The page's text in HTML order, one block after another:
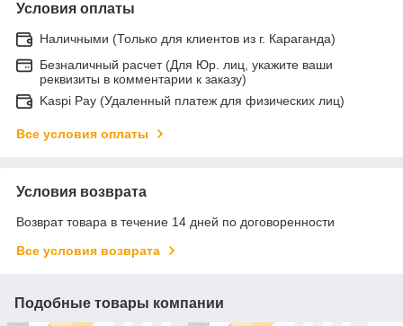
Условия оплаты
Наличными (Только для клиентов из г. Караганда)
Безналичный расчет (Для Юр. лиц, укажите ваши
реквизиты в комментарии к заказу)
Kaspi Pay (Удаленный платеж для физических лиц)
Все условия оплаты
Условия возврата
Возврат товара в течение 14 дней по договоренности
Все условия возврата
Подобные товары компании